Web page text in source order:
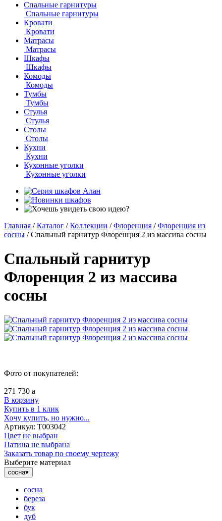
Спальные гарнитуры
Спальные гарнитуры
Кровати
Кровати
Матрасы
Матрасы
Шкафы
Шкафы
Комоды
Комоды
Тумбы
Тумбы
Стулья
Стулья
Столы
Столы
Кухни
Кухни
Кухонные уголки
Кухонные уголки
Главная / Каталог / Коллекции / Флоренция / Флоренция из
сосны / Спальный гарнитур Флоренция 2 из массива сосны
Спальный гарнитур
Флоренция 2 из массива
сосны
Фото от покупателей:
271 730 a
В корзину
Купить в 1 клик
Хочу купить, но нужно...
Артикул: Т003042
Цвет не выбран
Патина не выбрана
Заказать товар по своему чертежу
Выберите материал
сосна▾
сосна
береза
бук
дуб